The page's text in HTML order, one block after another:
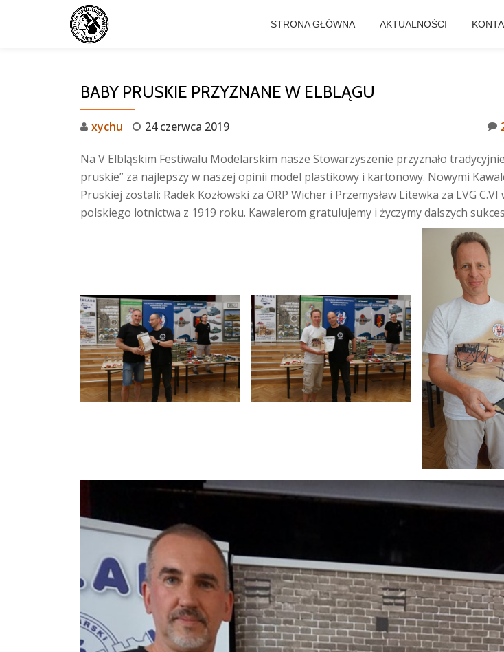
STRONA GŁÓWNA AKTUALNOŚCI
BABY PRUSKIE PRZYZNANE W ELBLĄGU
xychu 24 czerwca 2019
Na V Elbląskim Festiwalu Modelarskim nasze Stowarzyszenie przyznało
pruskie” za najlepszy w naszej opinii model plastikowy i kartonowy. Nowymi
Pruskiej zostali: Radek Kozłowski za ORP Wicher i Przemysław Litewka za LVG C.VI
polskiego lotnictwa z 1919 roku. Kawalerom gratulujemy i życzymy dalszych